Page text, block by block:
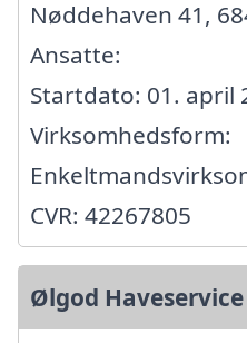
Nøddehaven 41,
Ansatte:
Startdato: 01. april
Virksomhedsform:
CVR: 42267805
Ølgod Haveservice